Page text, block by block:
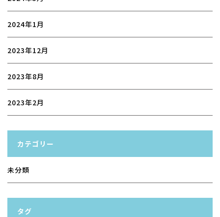
2024年1月
2023年12月
2023年8月
2023年2月
カテゴリー
未分類
タグ